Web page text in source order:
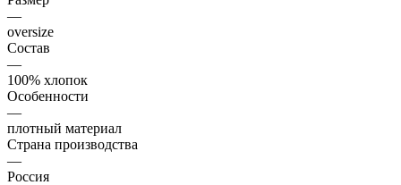
—
oversize
Состав
—
100% хлопок
Особенности
—
плотный материал
Страна производства
—
Россия